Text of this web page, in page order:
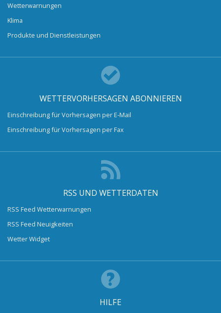
Wetterwarnungen
Klima
Produkte und Dienstleistungen
WETTERVORHERSAGEN ABONNIEREN
Einschreibung für Vorhersagen per E-Mail
Einschreibung für Vorhersagen per Fax
RSS UND WETTERDATEN
RSS Feed Wetterwarnungen
RSS Feed Neuigkeiten
Wetter Widget
HILFE